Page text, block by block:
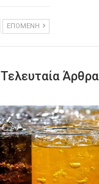
ΕΠΟΜΕΝΗ
Τελευταία Άρθρα